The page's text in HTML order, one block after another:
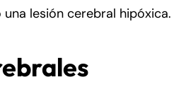
lesión cerebral hipóxica.